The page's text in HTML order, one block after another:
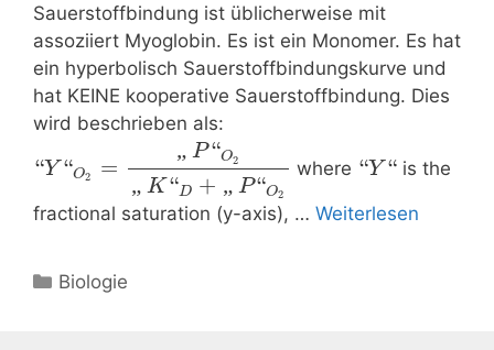
Sauerstoffbindung ist üblicherweise mit
assoziiert Myoglobin. Es ist ein Monomer. Es hat
ein hyperbolisch Sauerstoffbindungskurve und
hat KEINE kooperative Sauerstoffbindung. Dies
wird beschrieben als:
“Y“O2 =
„ P“O2
„ K“D + „ P“O2
where “Y“is the
fractional saturation (y-axis), … Weiterlesen
Kategorien
Biologie